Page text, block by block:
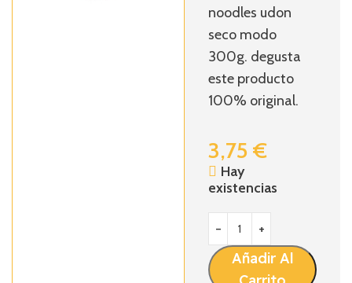
noodles udon
seco modo
300g. degusta
este producto
100% original.
3,75€
Hay
existencias
Añadir Al